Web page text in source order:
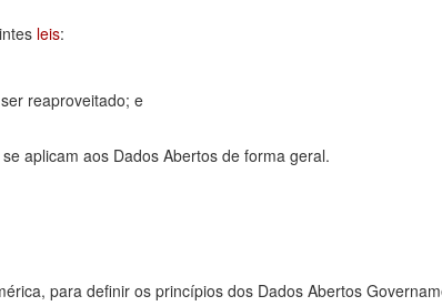
leis:
reaproveitado; e
aplicam aos Dados Abertos de forma geral.
para definir os princípios dos Dados Abertos